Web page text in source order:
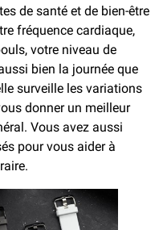
de santé et de bien-être
fréquence cardiaque,
votre niveau de
bien la journée que
surveille les variations
donner un meilleur
Vous avez aussi
pour vous aider à